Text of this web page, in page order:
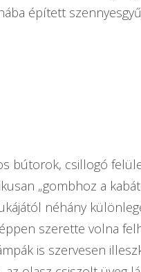
épített
bútorok, csillogó
„gombhoz a
néhány
szerette volna
is szervesen